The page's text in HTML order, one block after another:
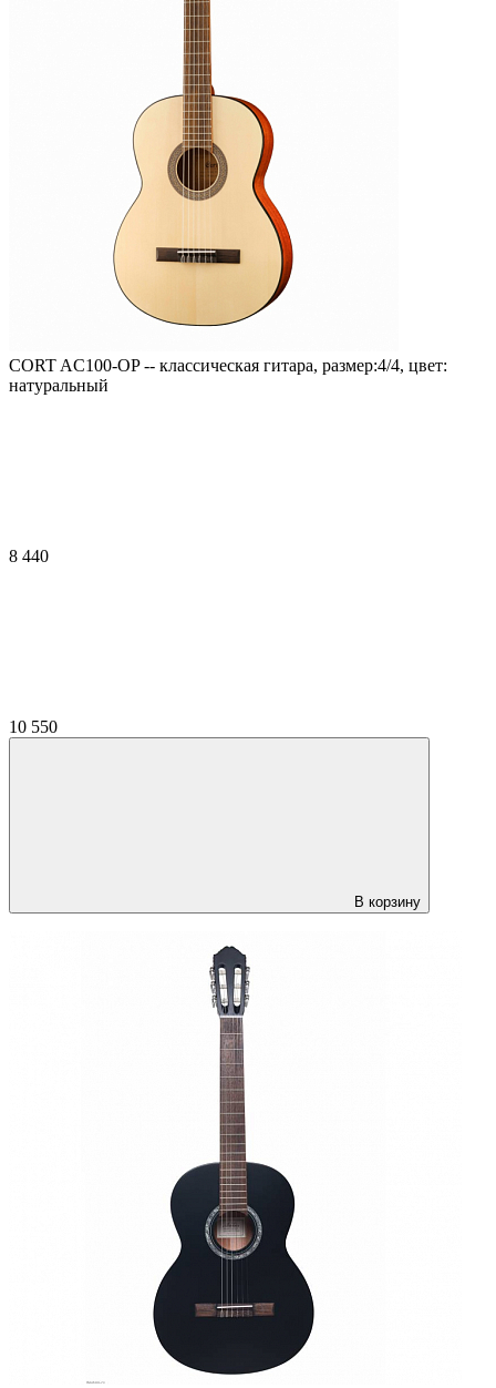
CORT AC100-OP -- классическая гитара, размер:4/4, цвет:
натуральный
8 440
10 550
В корзину